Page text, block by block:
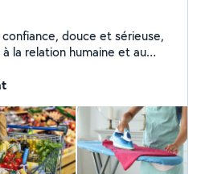
douce et sérieuse,
la relation humaine et au
J'ai accompagné